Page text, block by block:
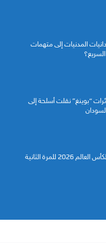
المدنيات إلى متهمات
“بوينغ” نقلت أسلحة إلى
إسبانيا تتوج بطلة لكأس العالم 2026 للمرة الثانية